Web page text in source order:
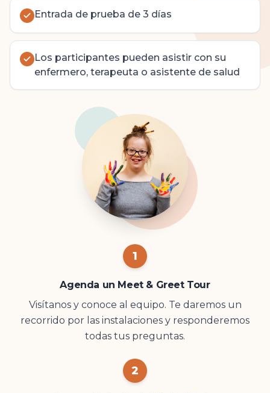
Entrada de prueba de 3 días
Los participantes pueden asistir con su
enfermero, terapeuta o asistente de salud
1
Agenda un Meet & Greet Tour
Visítanos y conoce al equipo. Te daremos un
recorrido por las instalaciones y responderemos
todas tus preguntas.
2